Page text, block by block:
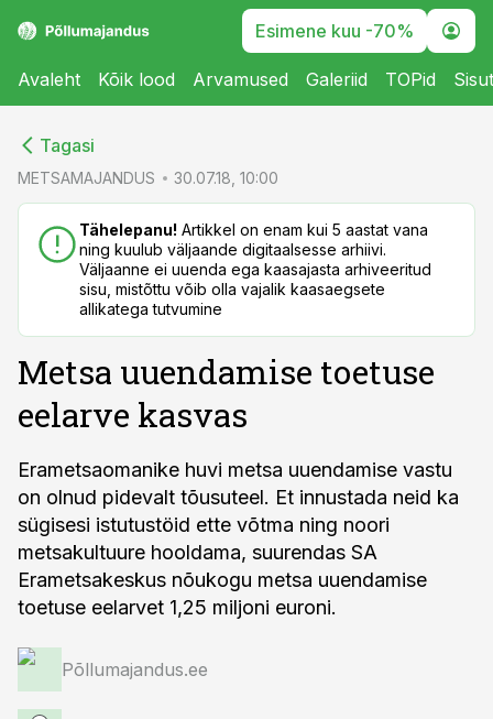
Esimene kuu -70%
Avaleht Kõik lood Arvamused Galeriid TOPid
Tagasi
METSAMAJANDUS 30.07.18, 10:00
Tähelepanu! Artikkel on enam kui 5 aastat vana
ning kuulub väljaande digitaalsesse arhiivi.
Väljaanne ei uuenda ega kaasajasta arhiveeritud
sisu, mistõttu võib olla vajalik kaasaegsete
allikatega tutvumine
Metsa uuendamise toetuse
eelarve kasvas
Erametsaomanike huvi metsa uuendamise vastu
on olnud pidevalt tõusuteel. Et innustada neid ka
sügisesi istutustöid ette võtma ning noori
metsakultuure hooldama, suurendas SA
Erametsakeskus nõukogu metsa uuendamise
toetuse eelarvet 1,25 miljoni euroni.
Põllumajandus.ee